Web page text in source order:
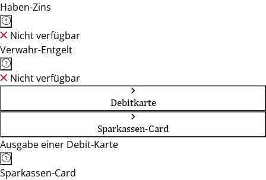
Haben-Zins
Nicht verfügbar
Verwahr-Entgelt
Nicht verfügbar
Debitkarte
Sparkassen-Card
Ausgabe einer Debit-Karte
Sparkassen-Card